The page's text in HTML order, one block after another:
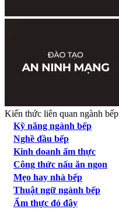
Kiến thức liên quan ngành bếp
Kỹ năng ngành bếp
Nghề đầu bếp
Kinh doanh ẩm thực
Công thức nấu ăn ngon
Mẹo hay nhà bếp
Thuật ngữ ngành bếp
Ẩm thực đó đây